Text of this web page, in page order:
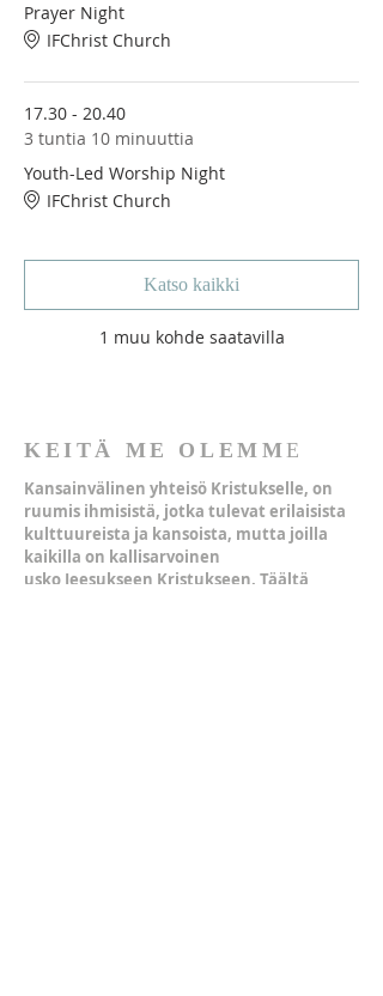
Prayer Night
IFChrist Church
17.30 - 20.40
3 tuntia 10 minuuttia
Youth-Led Worship Night
IFChrist Church
1 muu kohde saatavilla
Katso kaikki
KEITÄ ME OLEMM E
Kansainvälinen yhteisö Kristukselle, on
ruumis ihmisistä, jotka tulevat erilaisista
kulttuureista ja kansoista, mutta joilla
kaikilla on kallisarvoinen
usko Jeesukseen Kristukseen. Täältä